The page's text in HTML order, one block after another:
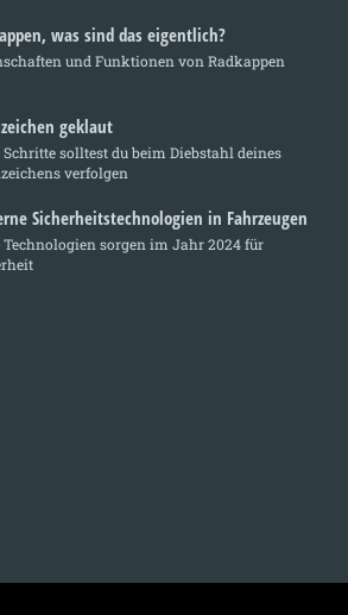
was sind das eigentlich?
und Funktionen von Radkappen
geklaut
Schritte solltest du beim Diebstahl deines
verfolgen
Sicherheitstechnologien in Fahrzeugen
Technologien sorgen im Jahr 2024 für